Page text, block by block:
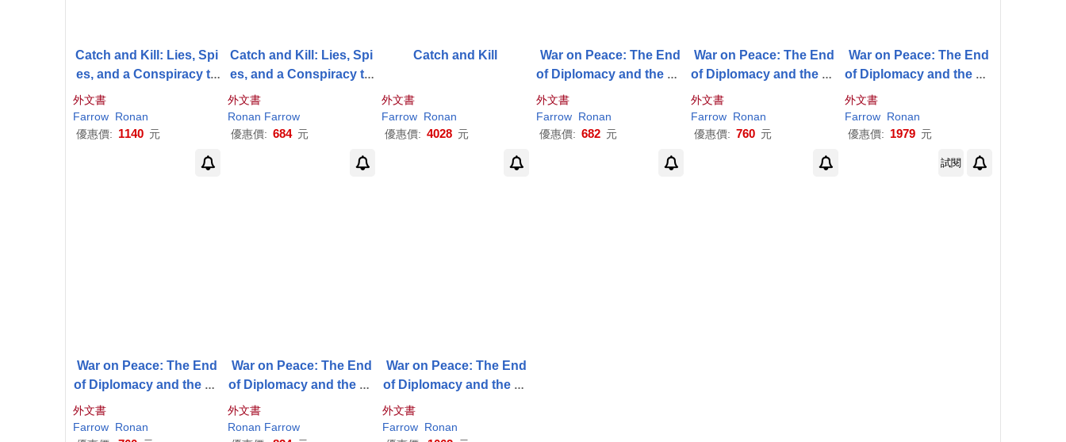
Catch and Kill: Lies, Spi
es, and a Conspiracy to
Protect Predators
外文書
Farrow Ronan
優惠價: 1140 元
Catch and Kill: Lies, Spi
es, and a Conspiracy to
Protect Predators
外文書
Ronan Farrow
優惠價: 684 元
Catch and Kill
外文書
Farrow Ronan
優惠價: 4028 元
War on Peace: The End
of Diplomacy and the De
cline of American Influe
nce
外文書
Farrow Ronan
優惠價: 682 元
War on Peace: The End
of Diplomacy and the De
cline of American Influe
nce
外文書
Farrow Ronan
優惠價: 760 元
War on Peace: The End
of Diplomacy and the De
cline of American Influe
nce
外文書
Farrow Ronan
優惠價: 1979 元
試閱
War on Peace: The End
of Diplomacy and the De
cline of American Influe
nce
外文書
Farrow Ronan
War on Peace: The End
of Diplomacy and the De
cline of American Influe
nce
外文書
Ronan Farrow
War on Peace: The End
of Diplomacy and the De
cline of American Influe
nce
外文書
Farrow Ronan